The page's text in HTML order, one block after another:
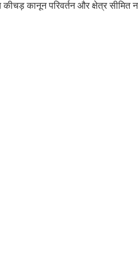
कानून परिवर्तन और क्षेत्र सीमित